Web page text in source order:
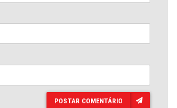
POSTAR COMENTÁRIO